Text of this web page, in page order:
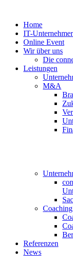
springenHome
IT-
Online Event
Wir über uns
Die
Leistungen
M&A
Coaching
Referenzen
News